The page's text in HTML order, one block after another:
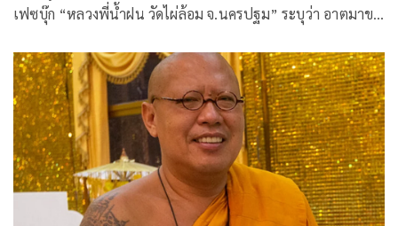
เฟซบุ๊ก “หลวงพี่น้ำฝน วัดไผ่ล้อม จ.นครปฐม” ระบุว่า อาตมาขอ
นายกรัฐมนตรี
ท่านผู้อำนวยการสำนักงานพระพุทธศาสนาแห่งชาติ